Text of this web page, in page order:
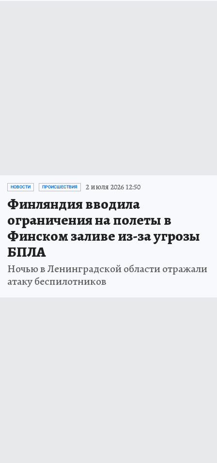
НОВОСТИ ПРОИСШЕСТВИЯ 2 июля 2026 12:50
Финляндия вводила
ограничения на полеты в
Финском заливе из-за угрозы
БПЛА
Ночью в Ленинградской области отражали
атаку беспилотников